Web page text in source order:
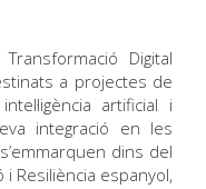
Digital
a projectes de
artificial i
integració en les
dins del
Resiliència espanyol,